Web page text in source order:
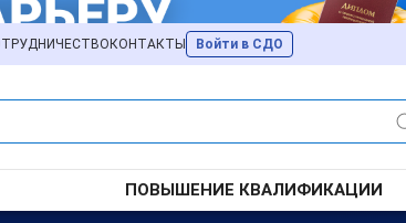
КОНТАКТЫ Войти в СДО
ПОВЫШЕНИЕ КВАЛИФИКАЦИИ